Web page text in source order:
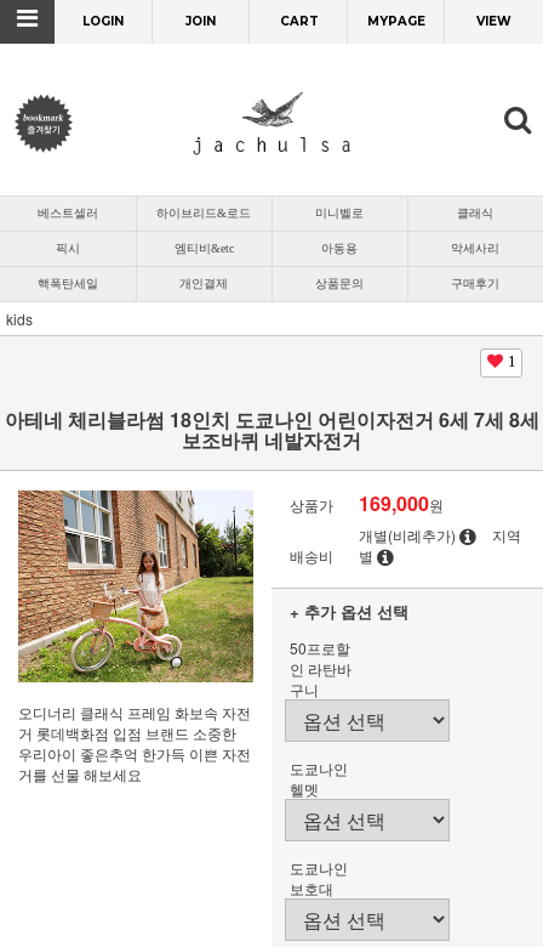
LOGIN JOIN CART MYPAGE VIEW
베스트셀러 하이브리드&로드 미니벨로 클래식
픽시 엠티비&etc 아동용 악세사리
핵폭탄세일 개인결제 상품문의 구매후기
kids
1
아테네 체리블라썸 18인치 도쿄나인 어린이자전거 6세 7세 8세
보조바퀴 네발자전거
오디너리 클래식 프레임 화보속 자전
거 롯데백화점 입점 브랜드 소중한
우리아이 좋은추억 한가득 이쁜 자전
거를 선물 해보세요
상품가 169,000원
배송비
개별(비례추가)
지역
별
+ 추가 옵션 선택
50프로할
인 라탄바
구니
도쿄나인
헬멧
도쿄나인
보호대